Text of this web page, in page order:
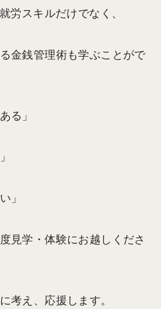
労スキルだけでなく、
金銭管理術も学ぶことがで
る」
」
見学・体験にお越しくださ
考え、応援します。